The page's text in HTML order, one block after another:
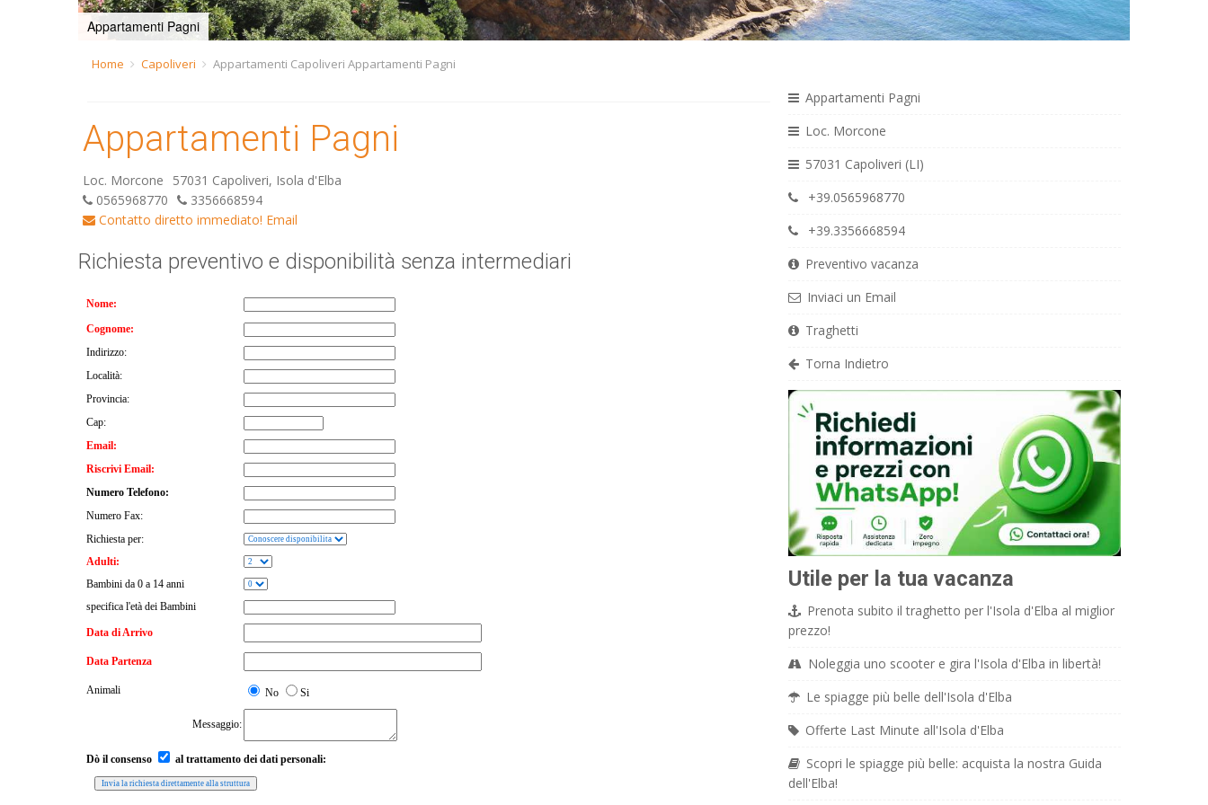
Appartamenti Pagni
Home Capoliveri Appartamenti Capoliveri Appartamenti Pagni
Appartamenti Pagni
Loc. Morcone
57031 Capoliveri, Isola d'Elba
0565968770
3356668594
Contatto diretto immediato! Email
Richiesta preventivo e disponibilità senza intermediari
Appartamenti Pagni
Loc. Morcone
57031 Capoliveri (LI)
+39.0565968770
+39.3356668594
Preventivo vacanza
Inviaci un Email
Traghetti
Torna Indietro
Utile per la tua vacanza
Prenota subito il traghetto per l'Isola d'Elba al miglior
prezzo!
Noleggia uno scooter e gira l'Isola d'Elba in libertà!
Le spiagge più belle dell'Isola d'Elba
Offerte Last Minute all'Isola d'Elba
Scopri le spiagge più belle: acquista la nostra Guida
dell'Elba!